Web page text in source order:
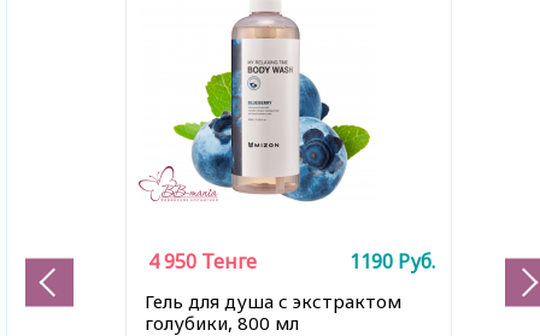
Гель для душа с экстрактом
голубики, 800 мл
4 950 Тенге 1190 Руб.